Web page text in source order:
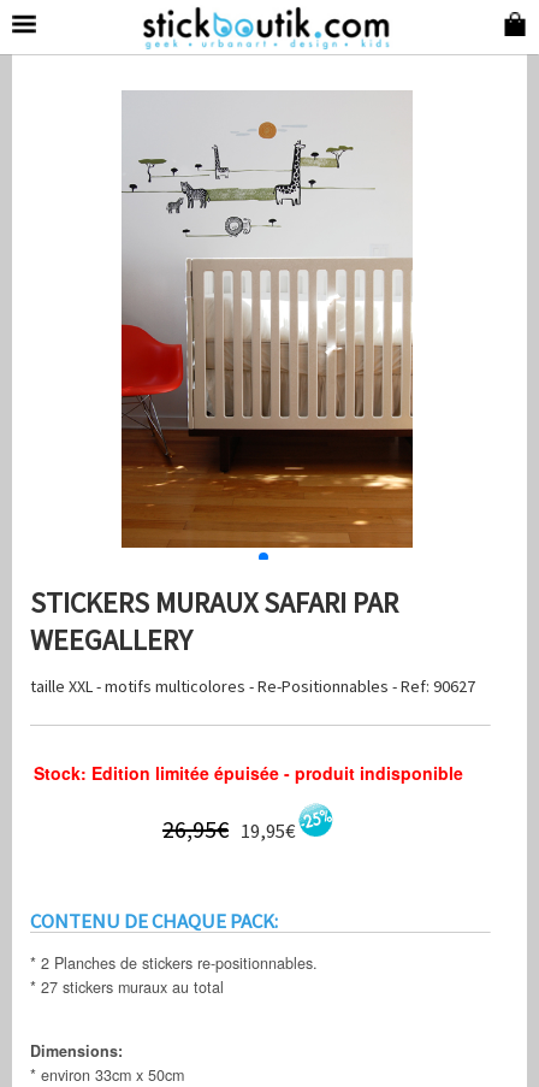
STICKERS MURAUX SAFARI PAR
WEEGALLERY
taille XXL - motifs multicolores - Re-Positionnables - Ref: 90627
Stock: Edition limitée épuisée - produit indisponible
26,95€ 19,95€
CONTENU DE CHAQUE PACK:
* 2 Planches de stickers re-positionnables.
* 27 stickers muraux au total
Dimensions:
* environ 33cm x 50cm